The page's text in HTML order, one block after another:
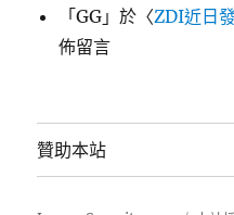
「GG 」於〈ZDI近日
佈留言
贊助本站